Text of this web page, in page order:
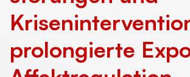
prolongierte